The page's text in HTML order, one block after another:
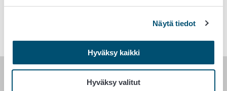
Näytä tiedot
Hyväksy kaikki
Hyväksy valitut
RUOKAVIRASTO